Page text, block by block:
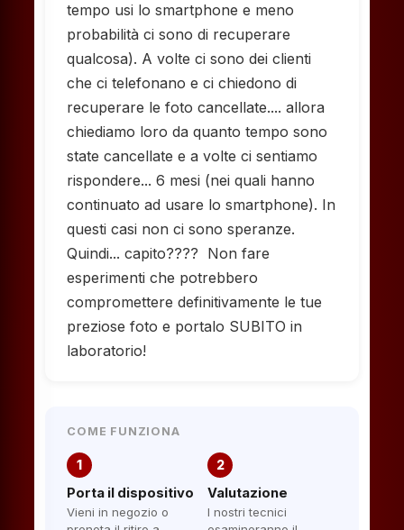
tempo usi lo smartphone e meno
probabilità ci sono di recuperare
qualcosa). A volte ci sono dei clienti
che ci telefonano e ci chiedono di
recuperare le foto cancellate.... allora
chiediamo loro da quanto tempo sono
state cancellate e a volte ci sentiamo
rispondere... 6 mesi (nei quali hanno
continuato ad usare lo smartphone). In
questi casi non ci sono speranze.
Quindi... capito???? Non fare
esperimenti che potrebbero
compromettere definitivamente le tue
preziose foto e portalo SUBITO in
laboratorio!
COME FUNZIONA
1
Porta il dispositivo
Vieni in negozio o
2
Valutazione
I nostri tecnici